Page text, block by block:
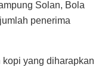
Solan, Bola
penerima
yang diharapkan